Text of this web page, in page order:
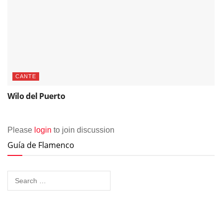
CANTE
Wilo del Puerto
Please login to join discussion
Guía de Flamenco